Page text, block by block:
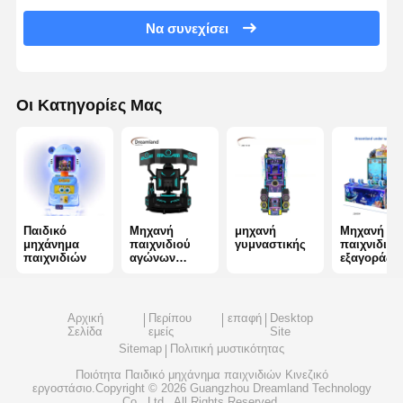
μηχανή παιχνιδιού που σπρώχνει νομίσματα
Μοτοσυκλετιστή παιχνιδιού
Προσομοιωτής VR 360
Πυροβολιστικό VR Arcade
VR κινηματογράφος
αυτοκίνητο προφυλακτήρων
Να συνεχίσει
Οι Κατηγορίες Μας
Παιδικό
μηχάνημα
παιχνιδιών
Μηχανή
παιχνιδιού
αγώνων
μηχανή
γυμναστικής
Μηχανή
παιχνιδιών
εξαγοράς
Αρχική
Σελίδα
Περίπου
εμείς
επαφή
Desktop
Site
Sitemap
Πολιτική μυστικότητας
Ποιότητα Παιδικό μηχάνημα παιχνιδιών Κινεζικό
εργοστάσιο.Copyright © 2026 Guangzhou Dreamland Technology